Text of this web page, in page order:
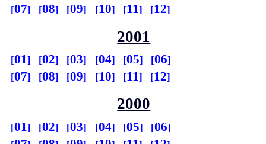
07
08 09 10 11 12
2001
01 02 03 04 05
06
07
08 09 10 11 12
2000
01 02 03 04 05
06